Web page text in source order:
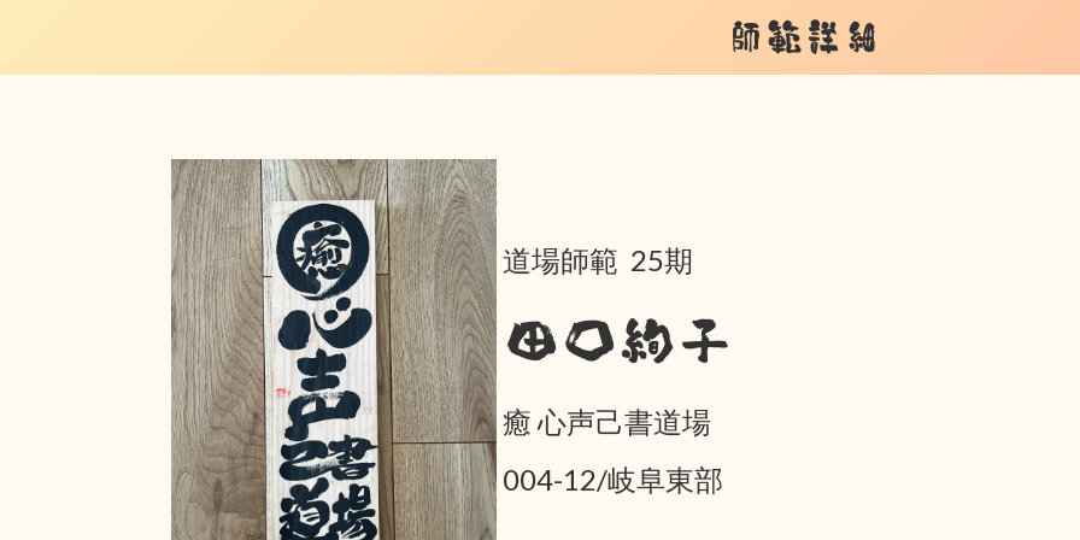
師範詳細
道場師範 25期
田口絢子
癒 心声己書道場
004-12/岐阜東部